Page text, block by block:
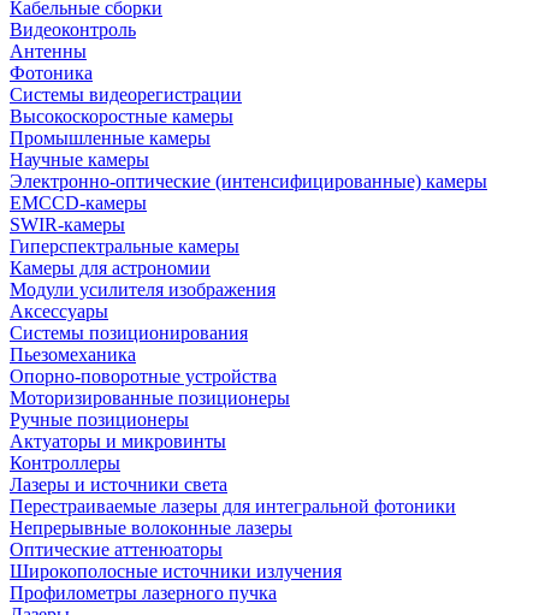
Кабельные сборки
Видеоконтроль
Антенны
Фотоника
Cистемы видеорегистрации
Высокоскоростные камеры
Промышленные камеры
Научные камеры
Электронно-оптические (интенсифицированные) камеры
EMCCD-камеры
SWIR-камеры
Гиперспектральные камеры
Камеры для астрономии
Модули усилителя изображения
Аксессуары
Системы позиционирования
Пьезомеханика
Опорно-поворотные устройства
Моторизированные позиционеры
Ручные позиционеры
Актуаторы и микровинты
Контроллеры
Лазеры и источники света
Перестраиваемые лазеры для интегральной фотоники
Непрерывные волоконные лазеры
Оптические аттенюаторы
Широкополосные источники излучения
Профилометры лазерного пучка